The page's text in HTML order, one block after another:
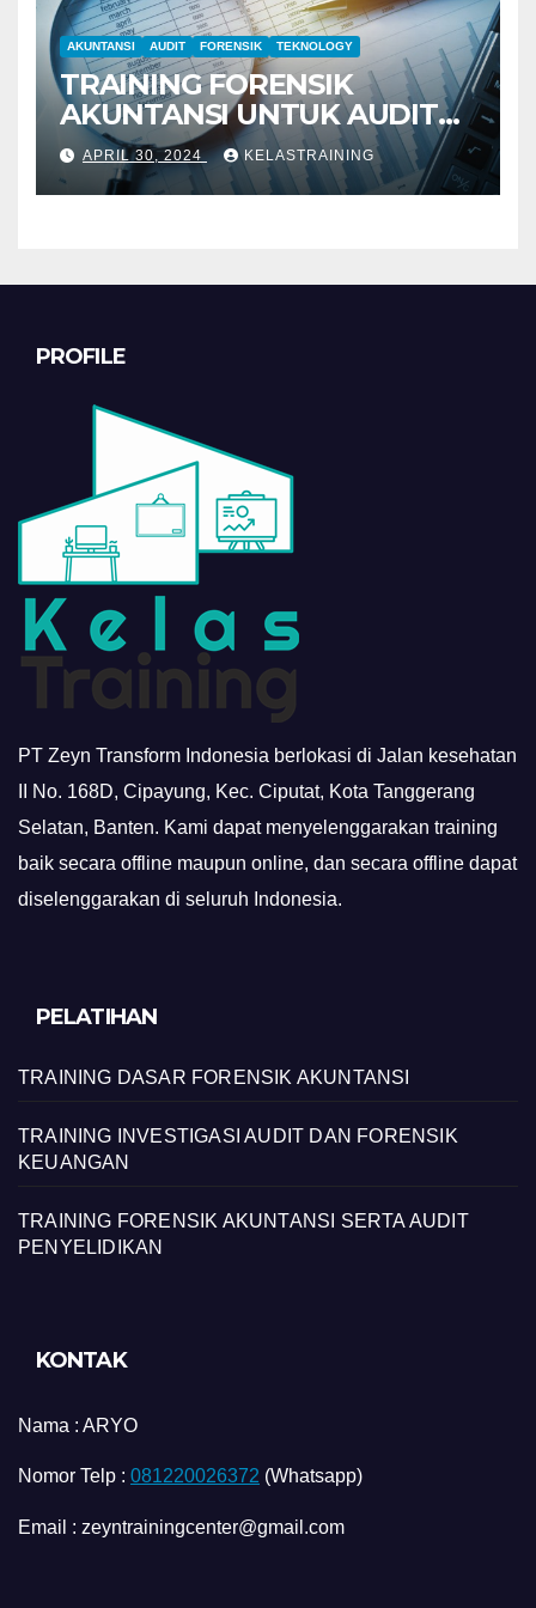
AKUNTANSI AUDIT FORENSIK TEKNOLOGY
TRAINING FORENSIK
AKUNTANSI UNTUK AUDIT
INVESTIGATIF
APRIL 30, 2024 KELASTRAINING
PROFILE
PT Zeyn Transform Indonesia berlokasi di Jalan kesehatan
II No. 168D, Cipayung, Kec. Ciputat, Kota Tanggerang
Selatan, Banten. Kami dapat menyelenggarakan training
baik secara offline maupun online, dan secara offline dapat
diselenggarakan di seluruh Indonesia.
PELATIHAN
TRAINING DASAR FORENSIK AKUNTANSI
TRAINING INVESTIGASI AUDIT DAN FORENSIK
KEUANGAN
TRAINING FORENSIK AKUNTANSI SERTA AUDIT
PENYELIDIKAN
KONTAK
Nama : ARYO
Nomor Telp : 081220026372 (Whatsapp)
Email : zeyntrainingcenter@gmail.com